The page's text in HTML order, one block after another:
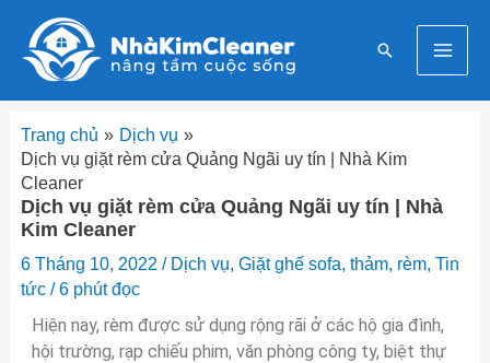
nội
Tìm
Main
Trang chủ
Dịch vụ
Dịch vụ giặt rèm cửa Quảng Ngãi uy tín | Nhà Kim
Cleaner
Dịch vụ giặt rèm cửa Quảng Ngãi uy tín | Nhà
Kim Cleaner
6 Tháng 10, 2022 / Dịch vụ, Giặt ghế sofa, thảm, rèm, Tin
tức/6 phút đọc
Hiện nay, rèm được sử dụng rộng rãi ở các hộ gia đình,
hội trường, rạp chiếu phim, văn phòng công ty, biệt thự